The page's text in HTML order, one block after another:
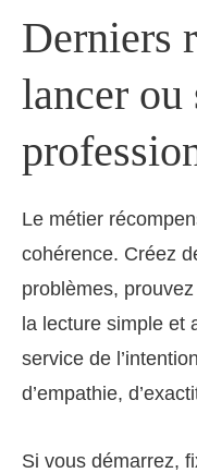
Derniers
lancer ou
Le métier
cohérence. Créez
problèmes,
la lecture simple et
service de
d’empathie,
Si vous démarrez,